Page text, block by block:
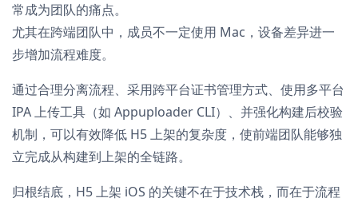
常成为团队的痛点。
尤其在跨端团队中，成员不一定使用 Mac，设备差异进一
步增加流程难度。
通过合理分离流程、采用跨平台证书管理方式、使用多平台
IPA 上传工具（如 Appuploader CLI）、并强化构建后校验
机制，可以有效降低 H5 上架的复杂度，使前端团队能够独
立完成从构建到上架的全链路。
归根结底，H5 上架 iOS 的关键不在于技术栈，而在于流程